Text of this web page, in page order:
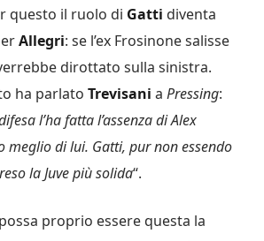
questo il ruolo di Gatti diventa
Allegri: se l’ex Frosinone salisse
dirottato sulla sinistra.
ha parlato Trevisani a Pressing:
l’ha fatta l’assenza di Alex
meglio di lui. Gatti, pur non essendo
la Juve più solida“.
proprio essere questa la